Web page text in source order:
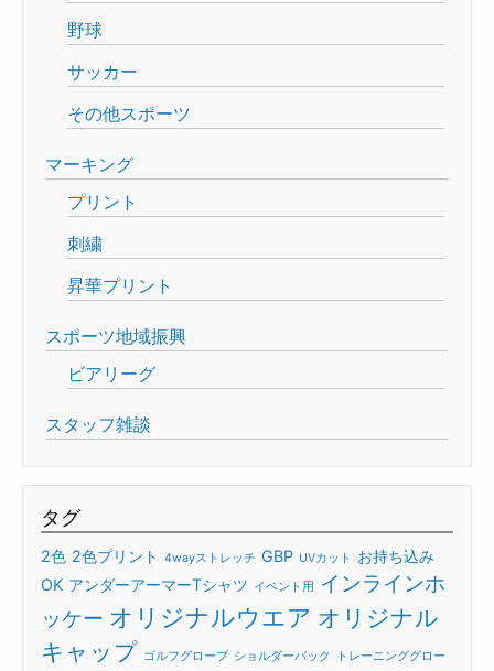
野球
サッカー
その他スポーツ
マーキング
プリント
刺繍
昇華プリント
スポーツ地域振興
ビアリーグ
スタッフ雑談
タグ
2色 2色プリント 4wayストレッチ GBP UVカット
お持ち込み
OK アンダーアーマーTシャツ イベント用
インラインホ
ッケー オリジナルウエア オリジナル
キャップ ゴルフグローブ ショルダーバック トレーニンググロー